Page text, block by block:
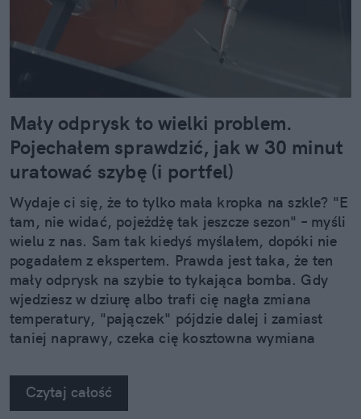
Mały odprysk to wielki problem.
Pojechałem sprawdzić, jak w 30 minut
uratować szybę (i portfel)
Wydaje ci się, że to tylko mała kropka na szkle? "E
tam, nie widać, pojeżdżę tak jeszcze sezon" – myśli
wielu z nas. Sam tak kiedyś myślałem, dopóki nie
pogadałem z ekspertem. Prawda jest taka, że ten
mały odprysk na szybie to tykająca bomba. Gdy
wjedziesz w dziurę albo trafi cię nagła zmiana
temperatury, "pajączek" pójdzie dalej i zamiast
taniej naprawy, czeka cię kosztowna wymiana
na własne oczy zobaczyć, jak profesjonaliści radzą
sobie z takimi uszkodzeniami.
Czytaj całość